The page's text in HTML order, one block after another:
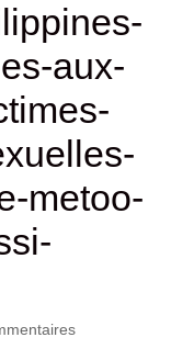
aux-
metoo-